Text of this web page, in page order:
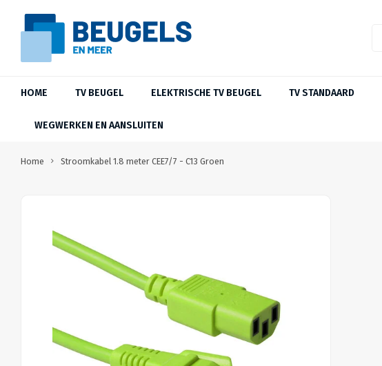
HOME TV BEUGEL ELEKTRISCHE TV BEUGEL TV STANDAARD
WEGWERKEN EN AANSLUITEN
Home Stroomkabel 1.8 meter CEE7/7 - C13 Groen